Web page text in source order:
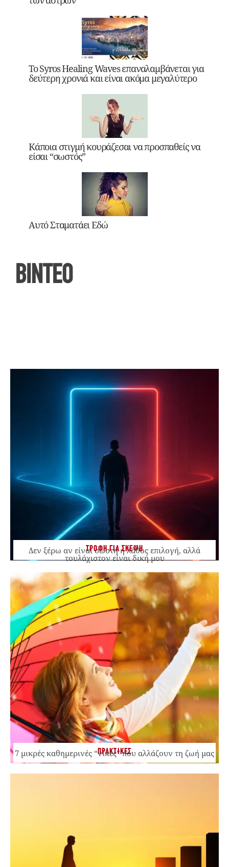
Το Syros Healing Waves επαναλαμβάνεται για
δεύτερη χρονιά και είναι ακόμα μεγαλύτερο
Κάποια στιγμή κουράζεσαι να προσπαθείς να
είσαι “σωστός”
Αυτό Σταματάει Εδώ
ΒΙΝΤΕΟ
ΤΡΟΦΗ ΓΙΑ ΣΚΕΨΗ
Δεν ξέρω αν είναι σωστή ή λάθος επιλογή, αλλά
τουλάχιστον είναι δική μου
ΠΡΑΚΤΙΚΕΣ
7 μικρές καθημερινές “νίκες” που αλλάζουν τη ζωή μας